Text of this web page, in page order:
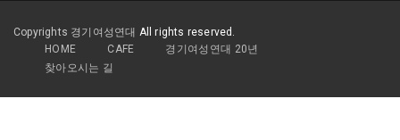
Copyrights 경기여성연대 All rights reserved.
HOME
CAFE
경기여성연대 20년
찾아오시는 길